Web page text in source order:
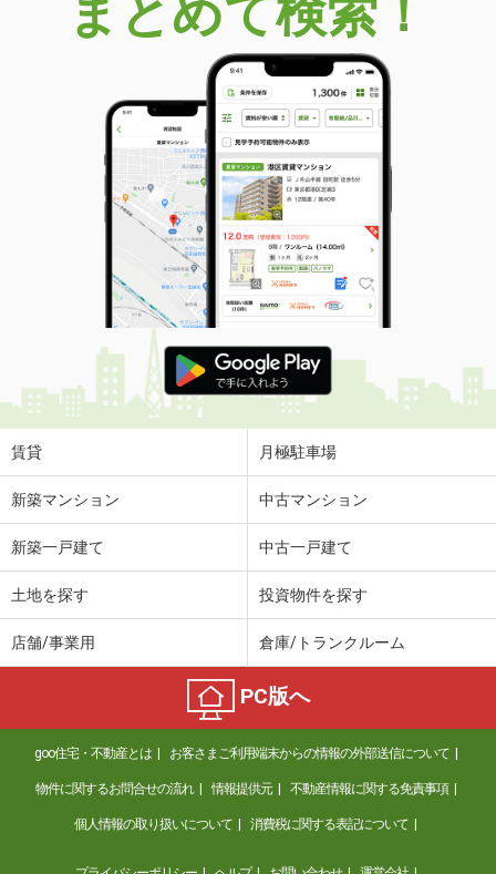
価 格
3.60万円
山梨県甲府市東光寺３丁目
29.81m²
間取り
2K
山梨県都留市古川渡
価 格
5.70万円
住 所
山梨県都留市古川渡
専有面積 32.23m²
間取り
ワンルーム
山梨県中央市西新居
価 格
3.30万円
住 所
山梨県中央市西新居
専有面積
ワンルーム
山梨県甲斐市西八幡
5.90万円
山梨県甲斐市境
5.50万円
住 所
山梨県甲斐市境
専有面積 65.83m²
間取り
3LDK
山梨県甲府市古上条町
まとめて検索！
賃貸 月極駐車場
新築マンション 中古マンション
新築一戸建て 中古一戸建て
土地を探す 投資物件を探す
店舗/事業用 倉庫/トランクルーム
PC版へ
goo住宅・不動産とは お客さまご利用端末からの情報の外部送信について
物件に関するお問合せの流れ 情報提供元 不動産情報に関する免責事項
個人情報の取り扱いについて 消費税に関する表記について